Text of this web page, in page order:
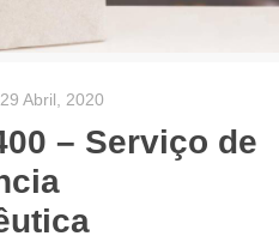
29 Abril, 2020
– Serviço de